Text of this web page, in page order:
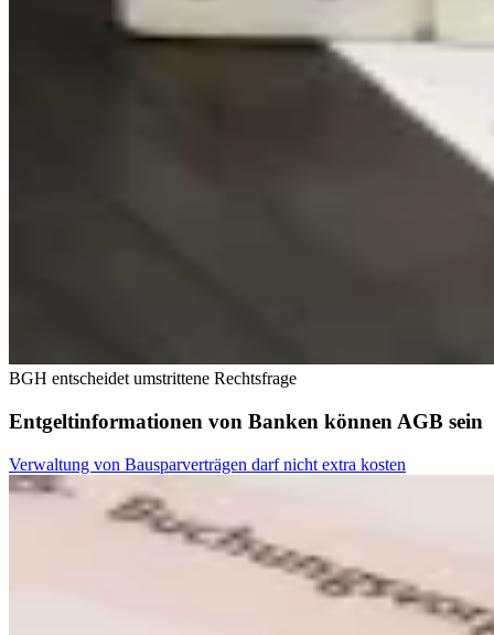
BGH entscheidet umstrittene Rechtsfrage
Entgeltinformationen von Banken können AGB sein
Verwaltung von Bausparverträgen darf nicht extra kosten